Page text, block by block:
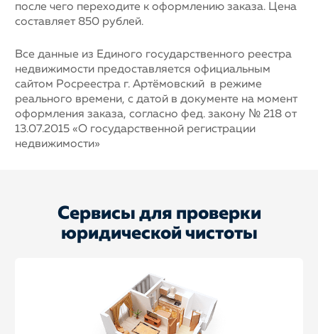
после чего переходите к оформлению заказа. Цена
составляет 850 рублей.
Все данные из Единого государственного реестра
недвижимости предоставляется официальным
сайтом Росреестра г. Артёмовский в режиме
реального времени, с датой в документе на момент
оформления заказа, согласно фед. закону № 218 от
13.07.2015 «О государственной регистрации
недвижимости»
Сервисы для проверки
юридической чистоты